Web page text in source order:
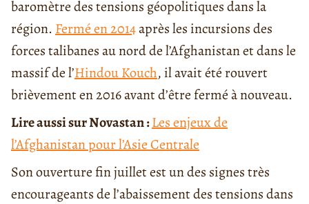
baromètre des tensions géopolitiques dans la
région. Fermé en 2014après les incursions des
forces talibanes au nord de l’Afghanistan et dans le
massif de l’Hindou Kouch, il avait été rouvert
brièvement en 2016 avant d’être fermé à nouveau.
Lire aussi sur Novastan :Les enjeux de
l’Afghanistan pour l’Asie Centrale
Son ouverture fin juillet est un des signes très
encourageants de l’abaissement des tensions dans